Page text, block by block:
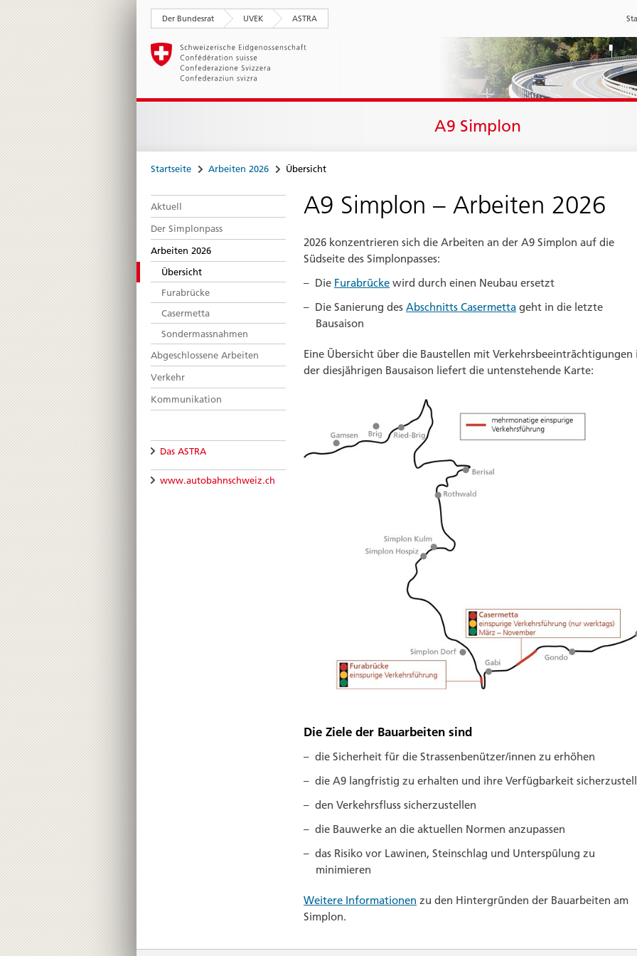
Der Bundesrat UVEK ASTRA
A9 Simplon
Startseite Arbeiten 2026 Übersicht
Aktuell
Der Simplonpass
Arbeiten 2026
Übersicht
Furabrücke
Casermetta
Sondermassnahmen
Abgeschlossene Arbeiten
Verkehr
Kommunikation
Das ASTRA
www.autobahnschweiz.ch
A9 Simplon – Arbeiten 2026
2026 konzentrieren sich die Arbeiten an der A9 Simplon auf die
Südseite des Simplonpasses:
Die Furabrücke wird durch einen Neubau ersetzt
Die Sanierung des Abschnitts Casermetta geht in die letzte
Bausaison
Eine Über­sicht über die Baus­tellen mit Verkehrs­beeinträchtigungen
der dies­jährigen Bausaison liefert die untenstehende Karte:
Die Ziele der Bauarbeiten sind
die Sicherheit für die Strassen­benützer/innen zu erhöhen
die A9 langfristig zu erhalten und ihre Verfügbarkeit
den Verkehrsfluss sicherzustellen
die Bauwerke an die aktuellen Normen anzupassen
das Risiko vor Lawinen, Stein­schlag und Unter­spülung zu
minimieren
Weitere Informationen zu den Hinter­gründen der Bauarbeiten am
Simplon.